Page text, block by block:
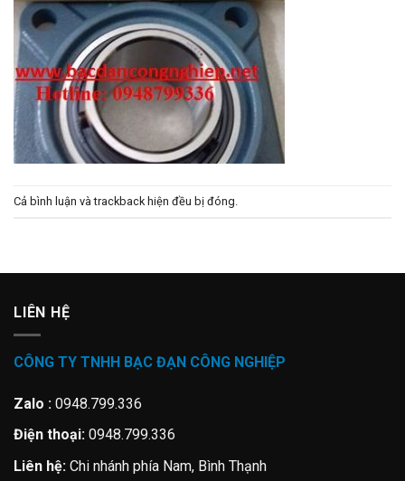
Cả bình luận và trackback hiện đều bị đóng.
LIÊN HỆ
CÔNG TY TNHH BẠC ĐẠN CÔNG NGHIỆP
Zalo : 0948.799.336
Điện thoại: 0948.799.336
Liên hệ: Chi nhánh phía Nam, Bình Thạnh